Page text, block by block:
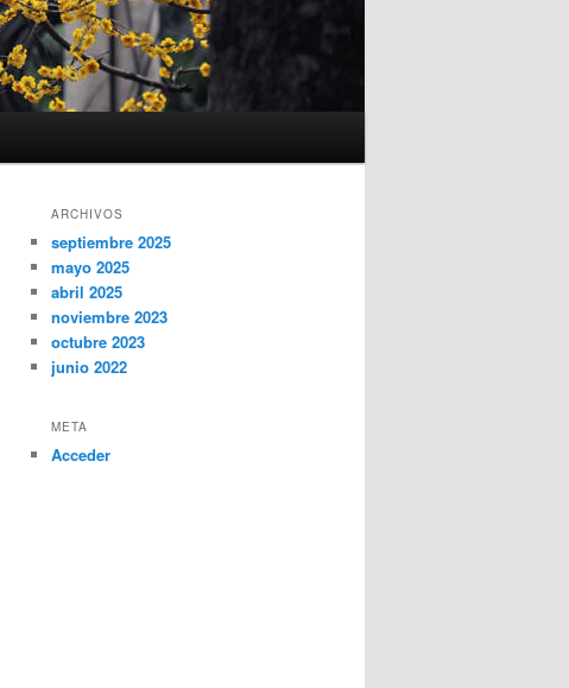
ARCHIVOS
septiembre 2025
mayo 2025
abril 2025
noviembre 2023
octubre 2023
junio 2022
META
Acceder